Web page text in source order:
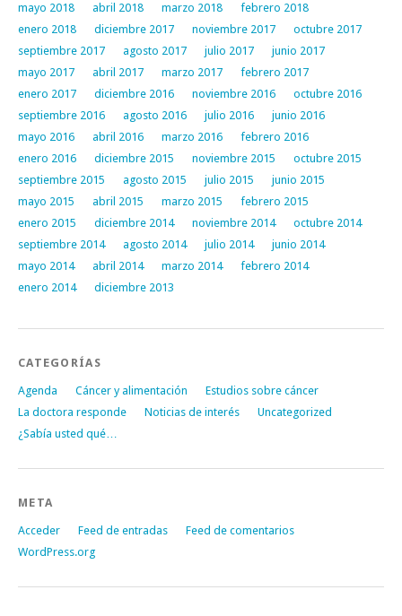
mayo 2018
abril 2018 marzo 2018
febrero 2018
enero 2018
diciembre 2017 noviembre 2017
octubre 2017
septiembre 2017
agosto 2017 julio 2017
junio 2017
mayo 2017
abril 2017 marzo 2017
febrero 2017
enero 2017
diciembre 2016 noviembre 2016
octubre 2016
septiembre 2016
agosto 2016 julio 2016
junio 2016
mayo 2016
abril 2016 marzo 2016
febrero 2016
enero 2016
diciembre 2015 noviembre 2015
octubre 2015
septiembre 2015
agosto 2015 julio 2015
junio 2015
mayo 2015
abril 2015 marzo 2015
febrero 2015
enero 2015
diciembre 2014 noviembre 2014
octubre 2014
septiembre 2014
agosto 2014 julio 2014
junio 2014
mayo 2014
abril 2014 marzo 2014
febrero 2014
enero 2014
diciembre 2013
CATEGORÍAS
Agenda Cáncer y alimentación
Estudios sobre cáncer
La doctora responde
Noticias de interés
Uncategorized
¿Sabía usted qué…
META
Acceder Feed de entradas
Feed de comentarios
WordPress.org